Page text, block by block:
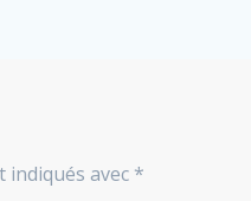
indiqués avec *